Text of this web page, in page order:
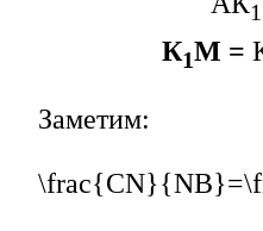
1
К1М =
Заметим: